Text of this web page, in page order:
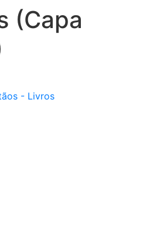
(Capa
- Livros